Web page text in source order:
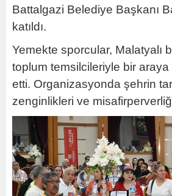
Battalgazi Belediye Başkanı
katıldı.
Yemekte sporcular, Malatyalı
toplum temsilcileriyle bir
etti. Organizasyonda şehrin
zenginlikleri ve